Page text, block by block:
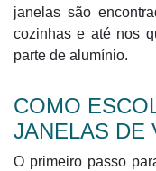
janelas são
cozinhas e até nos
parte de alumínio.
COMO
JANELAS DE
O primeiro passo